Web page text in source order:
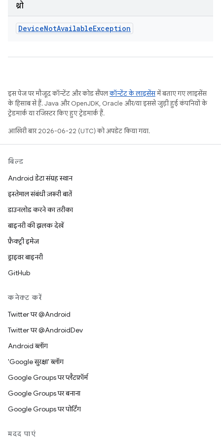
थ्रो
DeviceNotAvailableException
इस पेज पर मौजूद कॉन्टेंट और कोड सैंपलकॉन्टेंट के लाइसेंसमें बताए गए लाइसेंस
के हिसाब से हैं. Java और OpenJDK, Oracle और/या इससे जुड़ी हुई कंपनियों के
ट्रेडमार्क या रजिस्टर किए हुए ट्रेडमार्क हैं.
आखिरी बार 2026-06-22 (UTC) को अपडेट किया गया.
बिल्ड
Android डेटा संग्रह स्थान
इस्तेमाल संबंधी ज़रूरी बातें
डाउनलोड करने का तरीका
बाइनरी की झलक देखें
फ़ैक्ट्री इमेज
ड्राइवर बाइनरी
GitHub
कनेक्ट करें
Twitter पर @Android
Twitter पर @AndroidDev
Android ब्लॉग
'Google सुरक्षा' ब्लॉग
Google Groups पर प्लैटफ़ॉर्म
Google Groups पर बनाना
Google Groups पर पोर्टिंग
मदद पाएं